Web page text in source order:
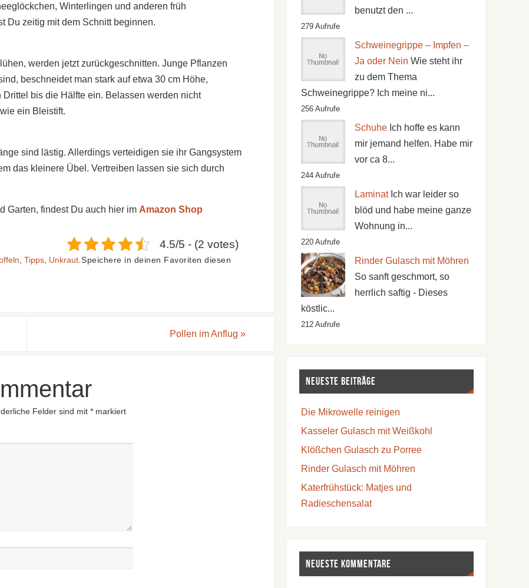
Winterlingen und anderen früh
Du zeitig mit dem Schnitt beginnen.
werden jetzt zurückgeschnitten. Junge Pflanzen
beschneidet man stark auf etwa 30 cm Höhe,
bis die Hälfte ein. Belassen werden nicht
ein Bleistift.
sind lästig. Allerdings verteidigen sie ihr Gangsystem
das kleinere Übel. Vertreiben lassen sie sich durch
Garten, findest Du auch hier im Amazon Shop
4.5/5 - (2 votes)
Tipps Unkraut Speichere in deinen Favoriten diesen
Pollen im Anflug »
Felder sind mit * markiert
benutzt den ...
279 Aufrufe
Schweinegrippe – Impfen –
Ja oder Nein Wie steht ihr
zu dem Thema
Schweinegrippe? Ich meine ni...
256 Aufrufe
Schuhe Ich hoffe es kann
mir jemand helfen. Habe mir
vor ca 8...
244 Aufrufe
Laminat Ich war leider so
blöd und habe meine ganze
Wohnung in...
220 Aufrufe
Rinder Gulasch mit Möhren
So sanft geschmort, so
herrlich saftig - Dieses
köstlic...
212 Aufrufe
Neueste Beiträge
Die Mikrowelle reinigen
Kasseler Gulasch mit Weißkohl
Klößchen Gulasch zu Porree
Rinder Gulasch mit Möhren
Katerfrühstück: Matjes und
Radieschensalat
Neueste Kommentare